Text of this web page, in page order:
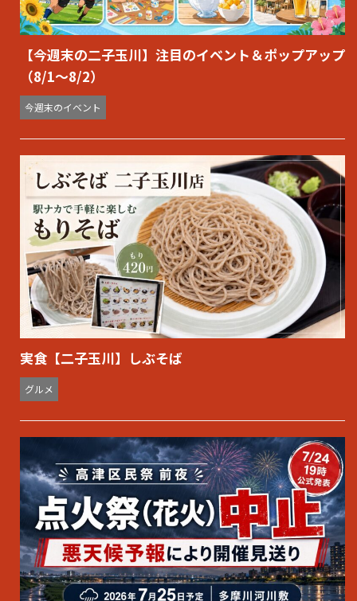
【今週末の二子玉川】注目のイベント＆ポップアップ
（8/1〜8/2）
今週末のイベント
実食【二子玉川】しぶそば
グルメ